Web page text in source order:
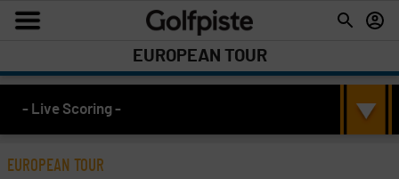
EUROPEAN TOUR
- Live Scoring -
EUROPEAN TOUR